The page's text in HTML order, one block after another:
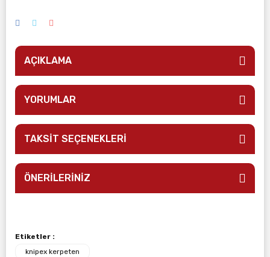
AÇIKLAMA
YORUMLAR
TAKSİT SEÇENEKLERİ
ÖNERİLERİNİZ
Etiketler :
knipex kerpeten